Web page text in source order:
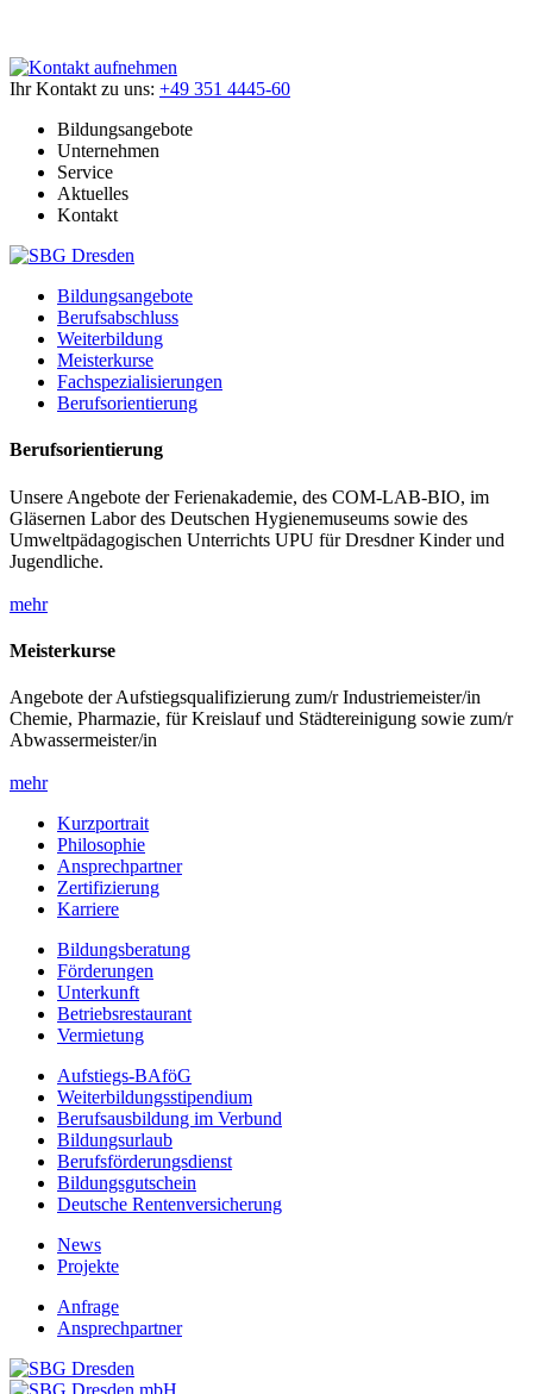
Ihr Kontakt zu uns: +49 351 4445-60
Bildungsangebote
Unternehmen
Service
Aktuelles
Kontakt
Bildungsangebote
Berufsabschluss
Weiterbildung
Meisterkurse
Fachspezialisierungen
Berufsorientierung
Berufsorientierung
Unsere Angebote der Ferienakademie, des COM-LAB-BIO, im
Gläsernen Labor des Deutschen Hygienemuseums sowie des
Umweltpädagogischen Unterrichts UPU für Dresdner Kinder und
Jugendliche.
mehr
Meisterkurse
Angebote der Aufstiegsqualifizierung zum/r Industriemeister/in
Chemie, Pharmazie, für Kreislauf und Städtereinigung sowie zum/r
Abwassermeister/in
mehr
Kurzportrait
Philosophie
Ansprechpartner
Zertifizierung
Karriere
Bildungsberatung
Förderungen
Unterkunft
Betriebsrestaurant
Vermietung
Aufstiegs-BAföG
Weiterbildungsstipendium
Berufsausbildung im Verbund
Bildungsurlaub
Berufsförderungsdienst
Bildungsgutschein
Deutsche Rentenversicherung
News
Projekte
Anfrage
Ansprechpartner